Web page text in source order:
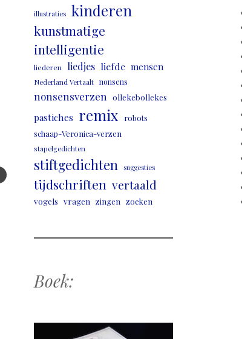
illustraties kinderen
kunstmatige
intelligentie
liederen liedjes liefde mensen
Nederland Vertaalt nonsens
nonsensverzen ollekebollekes
pastiches remix
robots
schaap-Veronica-verzen
stapelgedichten
stiftgedichten suggesties
tijdschriften vertaald
vogels vragen zingen zoeken
Boek: